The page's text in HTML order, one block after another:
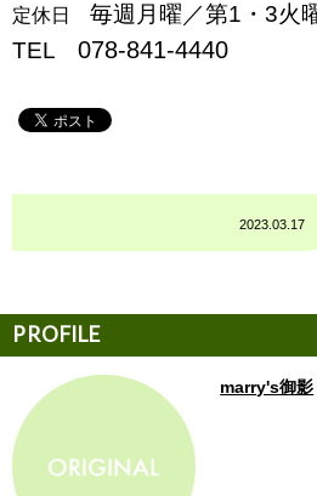
定休日 毎週月曜／第1・3火
TEL 078-841-4440
2023.03.17
marry's御影